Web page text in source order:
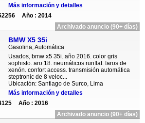
Más información y detalles
Año : 2014
Archivado anuncio (90+ días)
BMW X5 35i
Gasolina, Automática
Usados, bmw x5 35i. año 2016. color gris
sophisto. aro 18. neumáticos runflat. faros de
xenón. confort access. transmisión automática
steptronic de 8 veloc...
Ubicación: Santiago de Surco, Lima
Más información y detalles
Año : 2016
Archivado anuncio (90+ días)